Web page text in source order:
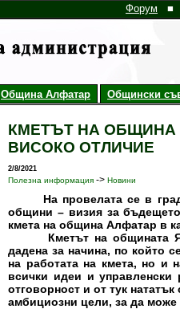
Форум ■
Община Алфатар Общински
КМЕТЪТ НА ОБЩИНА
ВИСОКО ОТЛИЧИЕ
2/8/2021
Полезна информация -> Новини
На провелата се в град
общини – визия за
кмета на община Алфатар в
Кметът на общината Янка
дадена за начина, по който
на работата на кмета, но и
всички идеи и управленски
отговорност и от тук
амбициозни цели, за да